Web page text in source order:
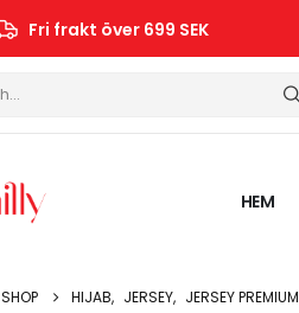
Fri frakt över 699 SEK
HEM
SHOP HIJAB, JERSEY, JERSEY PREMIUM